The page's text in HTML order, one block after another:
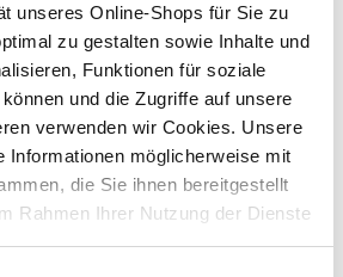
unseres Online-Shops für Sie zu
zu gestalten sowie Inhalte und
Funktionen für soziale
und die Zugriffe auf unsere
verwenden wir Cookies. Unsere
Informationen möglicherweise mit
die Sie ihnen bereitgestellt
Rahmen Ihrer Nutzung der Dienste
In den Warenkorb
Merken
ARTIKEL: